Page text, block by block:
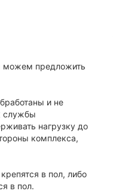
можем предложить
и не
службы
нагрузку до
комплекса,
в пол, либо
в пол.